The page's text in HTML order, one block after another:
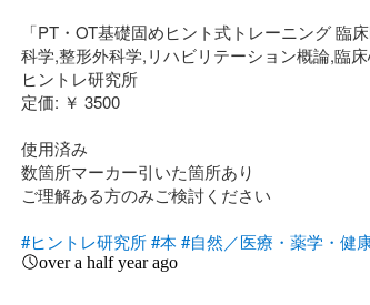
「PT・OT基礎固めヒント式トレーニング 臨
科学,整形外科学,リハビリテーション概論,臨床
ヒントレ研究所
定価: ￥ 3500
使用済み
数箇所マーカー引いた箇所あり
ご理解ある方のみご検討ください
#ヒントレ研究所 #本 #自然／医療・薬学・健
over a half year ago